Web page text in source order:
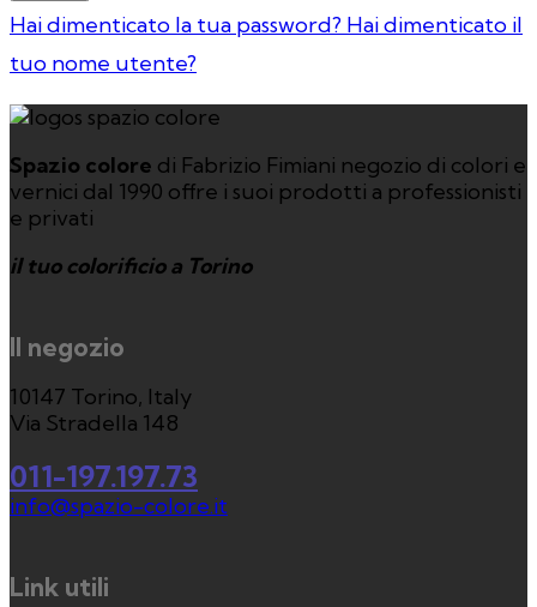
Hai dimenticato la tua password? Hai dimenticato il
tuo nome utente?
Spazio colore di Fabrizio Fimiani negozio di colori e
vernici dal 1990 offre i suoi prodotti a professionisti
e privati
il tuo colorificio a Torino
Il negozio
10147 Torino, Italy
Via Stradella 148
011-197.197.73
info@spazio-colore.it
Link utili